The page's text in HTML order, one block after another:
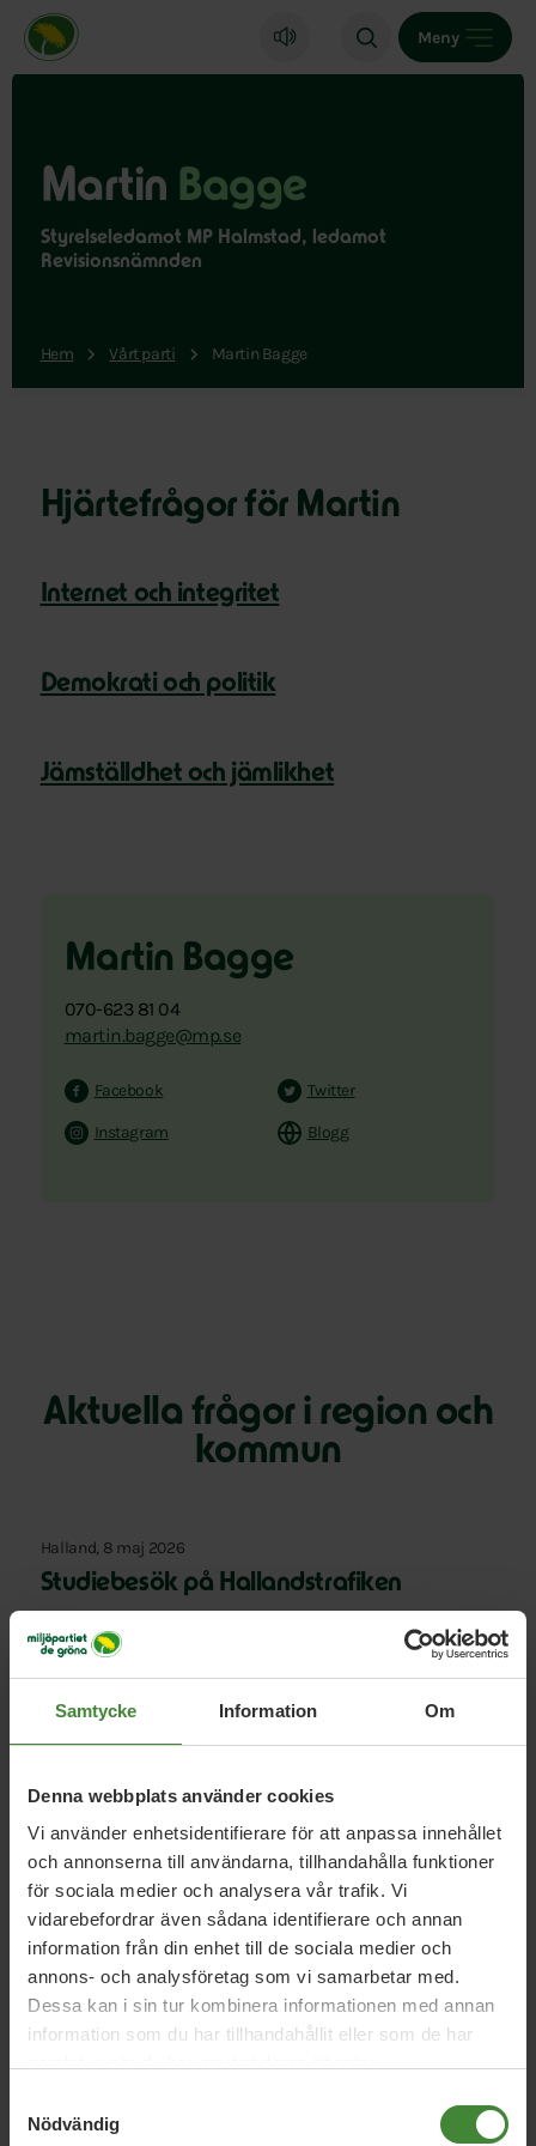
Samtycke Information Om
Denna webbplats använder cookies
Vi använder enhetsidentifierare för att anpassa innehållet
och annonserna till användarna, tillhandahålla funktioner
för sociala medier och analysera vår trafik. Vi
vidarebefordrar även sådana identifierare och annan
information från din enhet till de sociala medier och
annons- och analysföretag som vi samarbetar med.
Dessa kan i sin tur kombinera informationen med annan
information som du har tillhandahållit eller som de har
Nödvändig
Miljöpartiet de gröna, startsida
Meny
Martin Bagge
Styrelseledamot MP Halmstad, ledamot
Revisionsnämnden
Hem Vårt parti Martin Bagge
Hjärtefrågor för Martin
Internet och integritet
Demokrati och politik
Jämställdhet och jämlikhet
Martin Bagge
070-623 81 04
martin.bagge@mp.se
Facebook Twitter
Instagram Blogg
Aktuella frågor i region och
kommun
Halland, 8 maj 2026
Studiebesök på Hallandstrafiken
Laholm, 17 maj 2022
Vi vill skydda mer natur i havet och i
skogsbygden
Halmstad, 8 maj 2022
Vi vill att det ska vara gott att leva i
Halmstad